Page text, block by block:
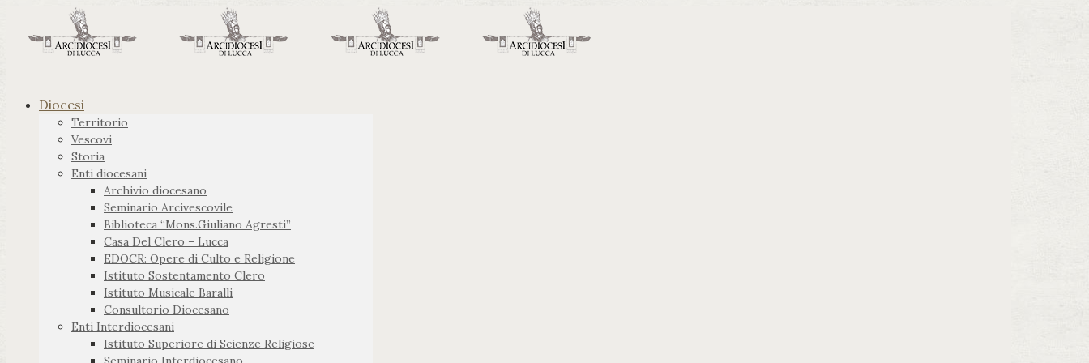
Diocesi
Territorio
Vescovi
Storia
Enti diocesani
Archivio diocesano
Seminario Arcivescovile
Biblioteca “Mons.Giuliano Agresti”
Casa Del Clero – Lucca
EDOCR: Opere di Culto e Religione
Istituto Sostentamento Clero
Istituto Musicale Baralli
Consultorio Diocesano
Enti Interdiocesani
Istituto Superiore di Scienze Religiose